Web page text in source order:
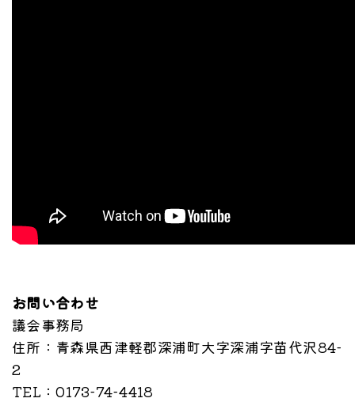
お問い合わせ
議会事務局
住所 ：青森県西津軽郡深浦町大字深浦字苗代沢84-
2
TEL ：0173-74-4418